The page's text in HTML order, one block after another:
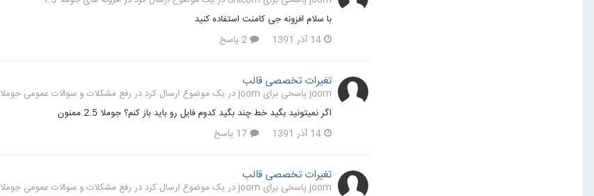
با سلام افزونه جی کامنت استفاده کنید
14 آذر 1391
تغیرات تخصصی قالب
joom پاسخی برای joom در یک موضوع ارسال کرد در
رفع مشکلات و سوالات عمومی جوملا 1.7 و 2.5
اگر نمیتونید بگید خط چند بگید کدوم فایل رو باید باز کنم؟ جوملا 2.5 ممنون
14 آذر 1391
تغیرات تخصصی قالب
joom پاسخی برای joom در یک موضوع ارسال کرد در
رفع مشکلات و سوالات عمومی جوملا 1.7 و 2.5